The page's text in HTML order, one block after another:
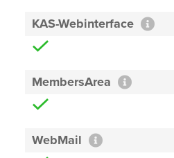
KAS-Webinterface
MembersArea
WebMail